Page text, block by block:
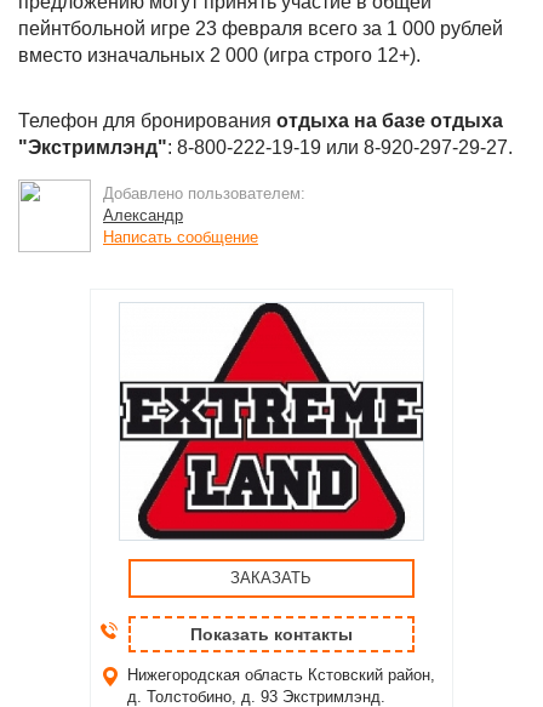
пейнтбольной игре 23 февраля всего за 1 000 рублей
вместо изначальных 2 000 (игра строго 12+).
Телефон для бронирования отдыха на базе отдыха
"Экстримлэнд": 8-800-222-19-19 или 8-920-297-29-27.
Добавлено пользователем:
Александр
Написать сообщение
ЗАКАЗАТЬ
Показать контакты
Нижегородская область Кстовский район,
д. Толстобино, д. 93 Экстримлэнд.